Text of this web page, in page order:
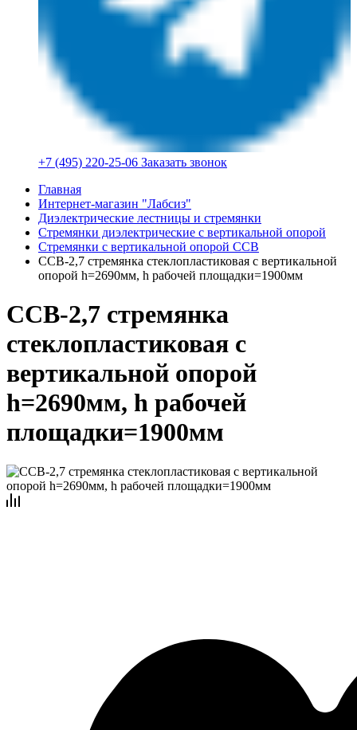
+7 (495) 220-25-06 Заказать звонок
Главная
Интернет-магазин "Лабсиз"
Диэлектрические лестницы и стремянки
Стремянки диэлектрические с вертикальной опорой
Стремянки с вертикальной опорой ССВ
ССВ-2,7 стремянка стеклопластиковая с вертикальной
опорой h=2690мм, h рабочей площадки=1900мм
ССВ-2,7 стремянка
стеклопластиковая с
вертикальной опорой
h=2690мм, h рабочей
площадки=1900мм